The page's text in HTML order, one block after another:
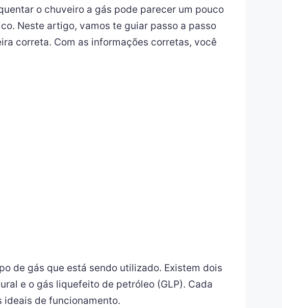
o chuveiro a gás pode parecer um pouco
Neste artigo, vamos te guiar passo a passo
correta. Com as informações corretas, você
de gás que está sendo utilizado. Existem dois
e o gás liquefeito de petróleo (GLP). Cada
de funcionamento.